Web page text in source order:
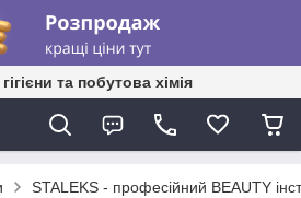
та побутова хімія
STALEKS - професійний BEAUTY